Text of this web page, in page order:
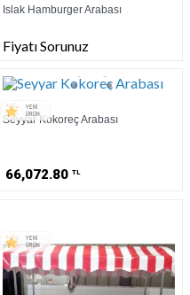
Islak Hamburger Arabası
Fiyatı Sorunuz
Seyyar Kokoreç Arabası
66,072.80 TL